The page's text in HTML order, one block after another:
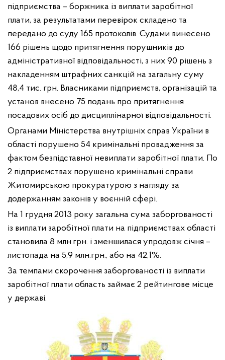
підприємства – боржника із виплати заробітної
плати, за результатами перевірок складено та
передано до суду 165 протоколів. Судами винесено
166 рішень щодо притягнення порушників до
адміністративної відповідальності, з них 90 рішень з
накладенням штрафних санкцій на загальну суму
48,4 тис. грн. Власниками підприємств, організацій та
установ внесено 75 подань про притягнення
посадових осіб до дисциплінарної відповідальності.
Органами Міністерства внутрішніх справ України в
області порушено 54 кримінальні провадження за
фактом безпідставної невиплати заробітної плати. По
2 підприємствах порушено кримінальні справи
Житомирською прокуратурою з нагляду за
додержанням законів у воєнній сфері.
На 1 грудня 2013 року загальна сума заборгованості
із виплати заробітної плати на підприємствах області
становила 8 млн.грн. і зменшилася упродовж січня –
листопада на 5,9 млн.грн., або на 42,1%.
За темпами скорочення заборгованості із виплати
заробітної плати область займає 2 рейтингове місце
у державі.